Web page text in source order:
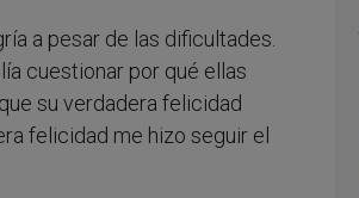
a pesar de las dificultades.
cuestionar por qué ellas
su verdadera felicidad
felicidad me hizo seguir el